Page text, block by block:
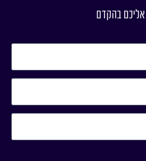
אליכם בהקדם